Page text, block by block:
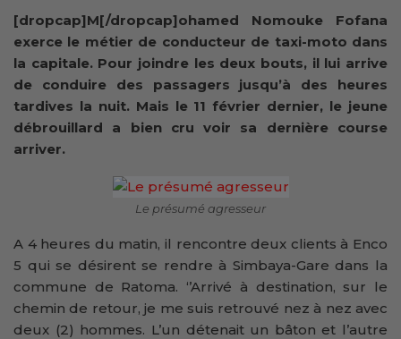
[dropcap]M[/dropcap]ohamed Nomouke Fofana
exerce le métier de conducteur de taxi-moto dans
la capitale. Pour joindre les deux bouts, il lui arrive
de conduire des passagers jusqu’à des heures
tardives la nuit. Mais le 11 février dernier, le jeune
débrouillard a bien cru voir sa dernière course
arriver.
Le présumé agresseur
A 4 heures du matin, il rencontre deux clients à Enco
5 qui se désirent se rendre à Simbaya-Gare dans la
commune de Ratoma. ‘’Arrivé à destination, sur le
chemin de retour, je me suis retrouvé nez à nez avec
deux (2) hommes. L’un détenait un bâton et l’autre